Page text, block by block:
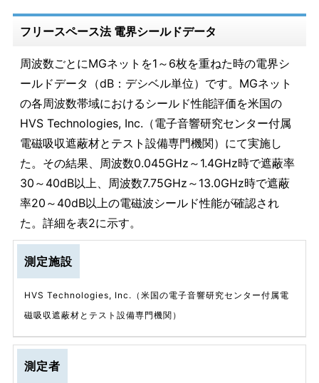
フリースペース法 電界シールドデータ
周波数ごとにMGネットを1～6枚を重ねた時の電界シ
ールドデータ（dB：デシベル単位）です。MGネット
の各周波数帯域におけるシールド性能評価を米国の
HVS Technologies, Inc.（電子音響研究センター付属
電磁吸収遮蔽材とテスト設備専門機関）にて実施し
た。その結果、周波数0.045GHz～1.4GHz時で遮蔽率
30～40dB以上、周波数7.75GHz～13.0GHz時で遮蔽
率20～40dB以上の電磁波シールド性能が確認され
た。詳細を表2に示す。
測定施設
HVS Technologies, Inc.（米国の電子音響研究センター付属電
磁吸収遮蔽材とテスト設備専門機関）
測定者